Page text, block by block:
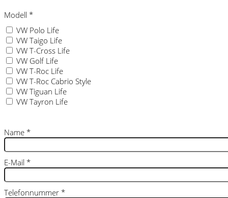
Modell *
VW Polo Life
VW Taigo Life
VW T-Cross Life
VW Golf Life
VW T-Roc Life
VW T-Roc Cabrio Style
VW Tiguan Life
VW Tayron Life
Name *
E-Mail *
Telefonnummer *